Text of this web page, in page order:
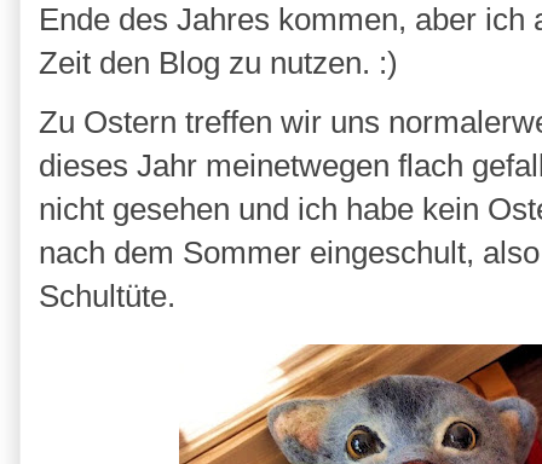
Ende des Jahres kommen, aber
Zeit den Blog zu nutzen. :)
Zu Ostern treffen wir uns
dieses Jahr meinetwegen flach
nicht gesehen und ich habe kein
nach dem Sommer eingeschult,
Schultüte.